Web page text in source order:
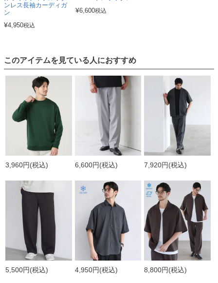
ンレス長袖カーディガ
ン
¥4,950税込
¥6,600税込
このアイテムを見ている人におすすめ
3,960円(税込) 6,600円(税込) 7,920円(税込)
5,500円(税込) 4,950円(税込) 8,800円(税込)